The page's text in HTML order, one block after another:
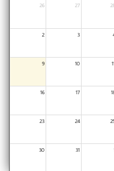
26
27
2 3
9 10
16 17
23 24
30 31